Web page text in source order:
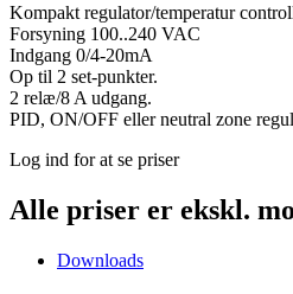
Kompakt regulator/temperatur
Forsyning 100..240 VAC
Indgang 0/4-20mA
Op til 2 set-punkter.
2 relæ/8 A udgang.
PID, ON/OFF eller neutral zone
Log ind for at se priser
Alle priser er ekskl.
Downloads